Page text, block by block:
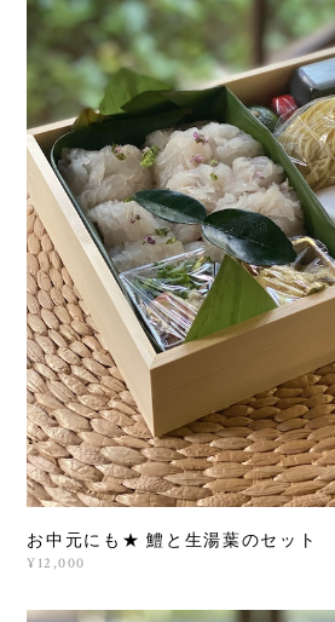
お中元にも★ 鱧と生湯葉のセット
¥12,000